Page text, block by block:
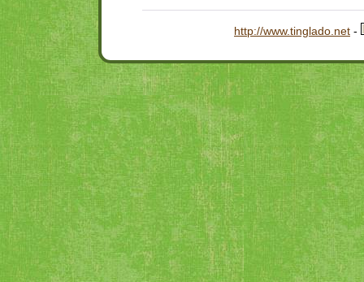
http://www.tinglado.net -